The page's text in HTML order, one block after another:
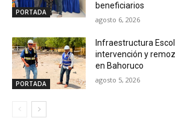
PORTADA
beneficiarios
agosto 6, 2026
PORTADA
Infraestructura
intervención y
en Bahoruco
agosto 5, 2026